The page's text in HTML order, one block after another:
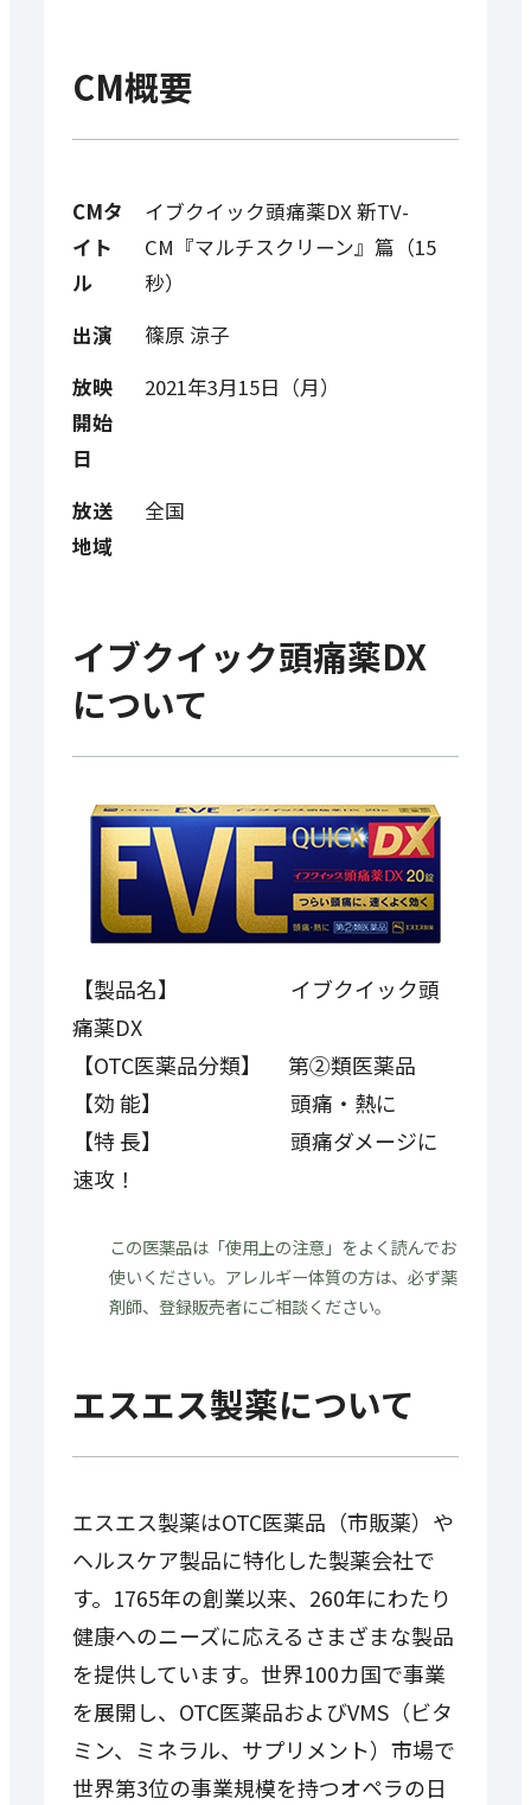
CM概要
CMタ
イト
ル
イブクイック頭痛薬DX 新TV-
CM『マルチスクリーン』篇（15
秒）
出演
篠原 涼子
放映
開始
日
2021年3月15日（月）
放送
地域
全国
イブクイック頭痛薬DX
について
【製品名】 イブクイック頭
痛薬DX
【OTC医薬品分類】 第②類医薬品
【効 能】 頭痛・熱に
【特 長】 頭痛ダメージに
速攻！
この医薬品は「使用上の注意」をよく読んでお
使いください。アレルギー体質の方は、必ず薬
剤師、登録販売者にご相談ください。
エスエス製薬について
エスエス製薬はOTC医薬品（市販薬）や
ヘルスケア製品に特化した製薬会社で
す。1765年の創業以来、260年にわたり
健康へのニーズに応えるさまざまな製品
を提供しています。世界100カ国で事業
を展開し、OTC医薬品およびVMS（ビタ
ミン、ミネラル、サプリメント）市場で
世界第3位の事業規模を持つオペラの日